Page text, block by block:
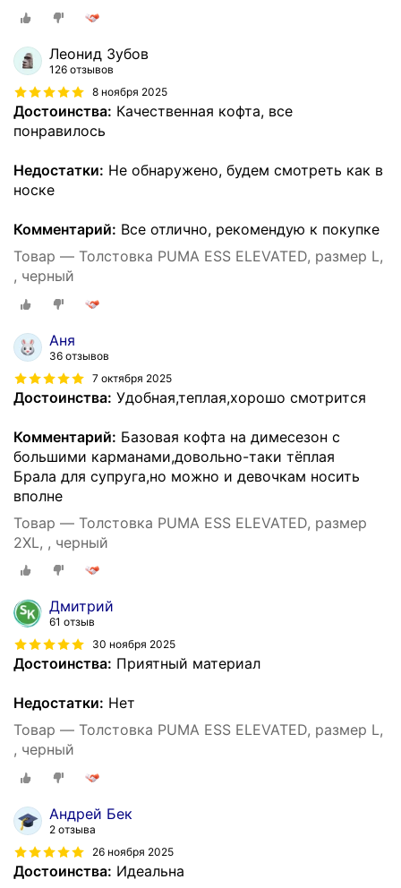
Леонид Зубов
126 отзывов
8 ноября 2025
Достоинства: Качественная кофта, все
понравилось
Недостатки: Не обнаружено, будем смотреть как в
носке
Комментарий: Все отлично, рекомендую к покупке
Товар — Толстовка PUMA ESS ELEVATED, размер L,
, черный
Аня
36 отзывов
7 октября 2025
Достоинства: Удобная,теплая,хорошо смотрится
Комментарий: Базовая кофта на димесезон с
большими карманами,довольно-таки тёплая
Брала для супруга,но можно и девочкам носить
вполне
Товар — Толстовка PUMA ESS ELEVATED, размер
2XL, , черный
Дмитрий
61 отзыв
30 ноября 2025
Достоинства: Приятный материал
Недостатки: Нет
Товар — Толстовка PUMA ESS ELEVATED, размер L,
, черный
Андрей Бек
2 отзыва
26 ноября 2025
Достоинства: Идеальна